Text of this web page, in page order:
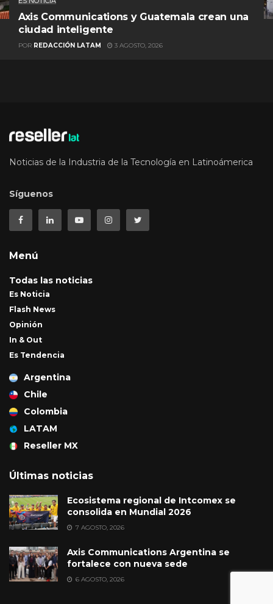
Axis Communications y Guatemala crean una
ciudad inteligente
POR REDACCIÓN LATAM 3 AGOSTO, 2026
Noticias de la Industria de la Tecnología en Latinoámerica
Síguenos
Menú
Todas las noticias
Es Noticia
Flash News
Opinión
In & Out
Es Tendencia
Argentina
Chile
Colombia
LATAM
Reseller MX
Últimas noticias
Ecosistema regional de Intcomex se
consolida en Mundial 2026
7 AGOSTO, 2026
Axis Communications Argentina se
fortalece con nueva sede
6 AGOSTO, 2026